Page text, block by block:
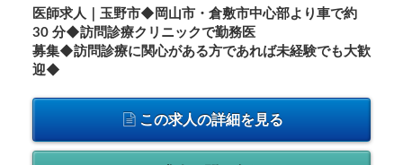
医師求人｜玉野市◆岡山市・倉敷市中心部より車で約
30 分◆訪問診療クリニックで勤務医
募集◆訪問診療に関心がある方であれば未経験でも大歓
迎◆
この求人の詳細を見る